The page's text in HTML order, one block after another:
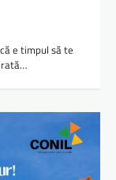
e timpul să te